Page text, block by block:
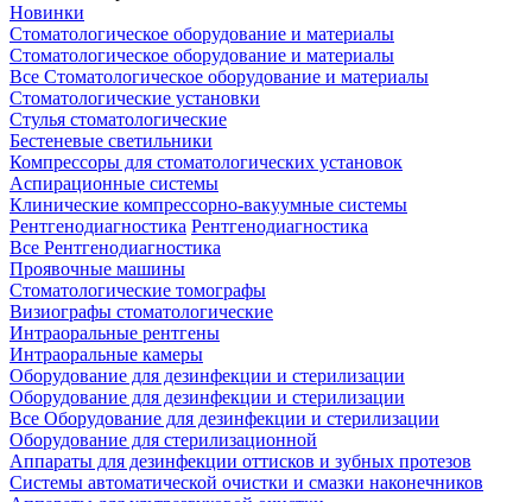
Новинки
Стоматологическое оборудование и материалы
Стоматологическое оборудование и материалы
Все Стоматологическое оборудование и материалы
Стоматологические установки
Стулья стоматологические
Бестеневые светильники
Компрессоры для стоматологических установок
Аспирационные системы
Клинические компрессорно-вакуумные системы
Рентгенодиагностика Рентгенодиагностика
Все Рентгенодиагностика
Проявочные машины
Стоматологические томографы
Визиографы стоматологические
Интраоральные рентгены
Интраоральные камеры
Оборудование для дезинфекции и стерилизации
Оборудование для дезинфекции и стерилизации
Все Оборудование для дезинфекции и стерилизации
Оборудование для стерилизационной
Аппараты для дезинфекции оттисков и зубных протезов
Системы автоматической очистки и смазки наконечников